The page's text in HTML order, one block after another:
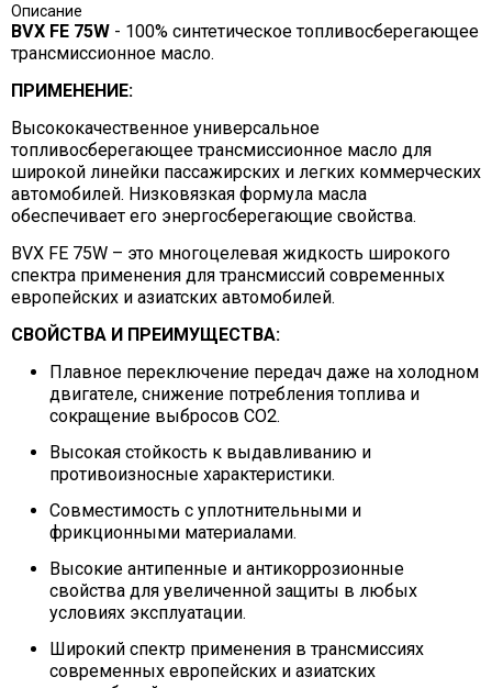
Описание
BVX FE 75W- 100% синтетическое топливосберегающее
трансмиссионное масло.
ПРИМЕНЕНИЕ:
Высококачественное универсальное
топливосберегающее трансмиссионное масло для
широкой линейки пассажирских и легких коммерческих
автомобилей. Низковязкая формула масла
обеспечивает его энергосберегающие свойства.
BVX FE 75W – это многоцелевая жидкость широкого
спектра применения для трансмиссий современных
европейских и азиатских автомобилей.
СВОЙСТВА И ПРЕИМУЩЕСТВА:
Плавное переключение передач даже на холодном
двигателе, снижение потребления топлива и
сокращение выбросов CO2.
Высокая стойкость к выдавливанию и
противоизносные характеристики.
Совместимость с уплотнительными и
фрикционными материалами.
Высокие антипенные и антикоррозионные
свойства для увеличенной защиты в любых
условиях эксплуатации.
Широкий спектр применения в трансмиссиях
современных европейских и азиатских